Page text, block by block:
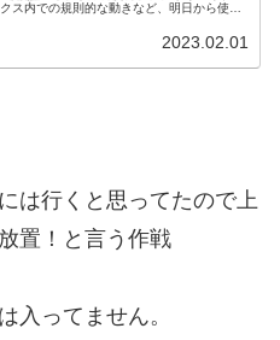
ス内での規則的な動きなど、明日から使え
クセを掴んで、トレードを有利に進めましょ
2023.02.01
は行くと思ってたので上
置！と言う作戦
入ってません。